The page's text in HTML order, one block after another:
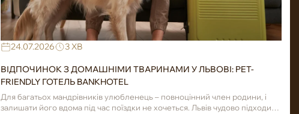
24.07.2026 3 ХВ
ВІДПОЧИНОК З ДОМАШНІМИ ТВАРИНАМИ У ЛЬВОВІ: PET-
FRIENDLY ГОТЕЛЬ BANKHOTEL
Для багатьох мандрівників улюбленець – повноцінний член родини, і
залишати його вдома під час поїздки не хочеться. Львів чудово підходить